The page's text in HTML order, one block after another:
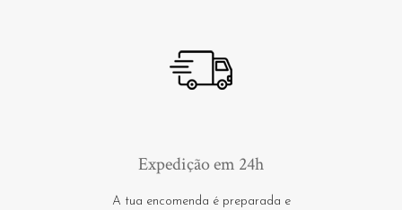
Expedição em 24h
A tua encomenda é preparada e